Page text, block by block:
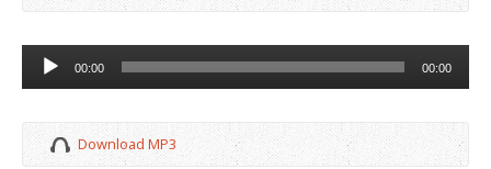
Audio
Player
00:00 00:00
Download MP3